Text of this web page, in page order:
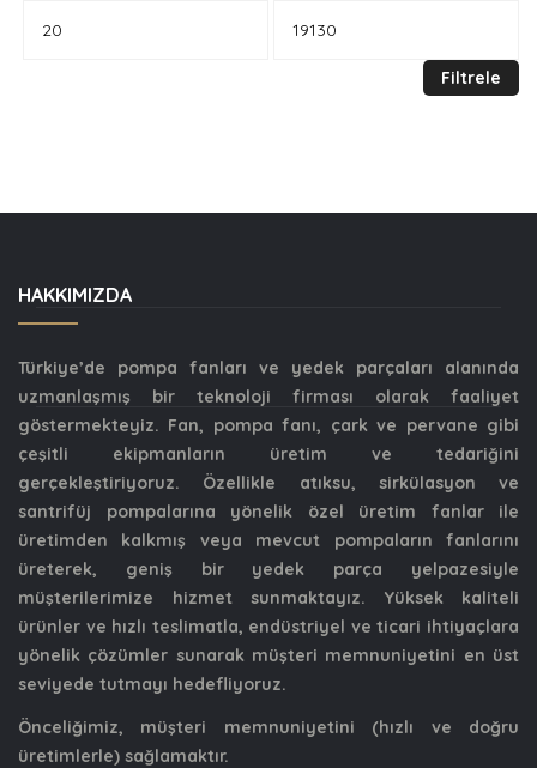
Filtrele
HAKKIMIZDA
Türkiye’de pompa fanları ve yedek parçaları alanında
uzmanlaşmış bir teknoloji firması olarak faaliyet
göstermekteyiz. Fan, pompa fanı, çark ve pervane gibi
çeşitli ekipmanların üretim ve tedariğini
gerçekleştiriyoruz. Özellikle atıksu, sirkülasyon ve
santrifüj pompalarına yönelik özel üretim fanlar ile
üretimden kalkmış veya mevcut pompaların fanlarını
üreterek, geniş bir yedek parça yelpazesiyle
müşterilerimize hizmet sunmaktayız. Yüksek kaliteli
ürünler ve hızlı teslimatla, endüstriyel ve ticari ihtiyaçlara
yönelik çözümler sunarak müşteri memnuniyetini en üst
seviyede tutmayı hedefliyoruz.
Önceliğimiz, müşteri memnuniyetini (hızlı ve doğru
üretimlerle) sağlamaktır.